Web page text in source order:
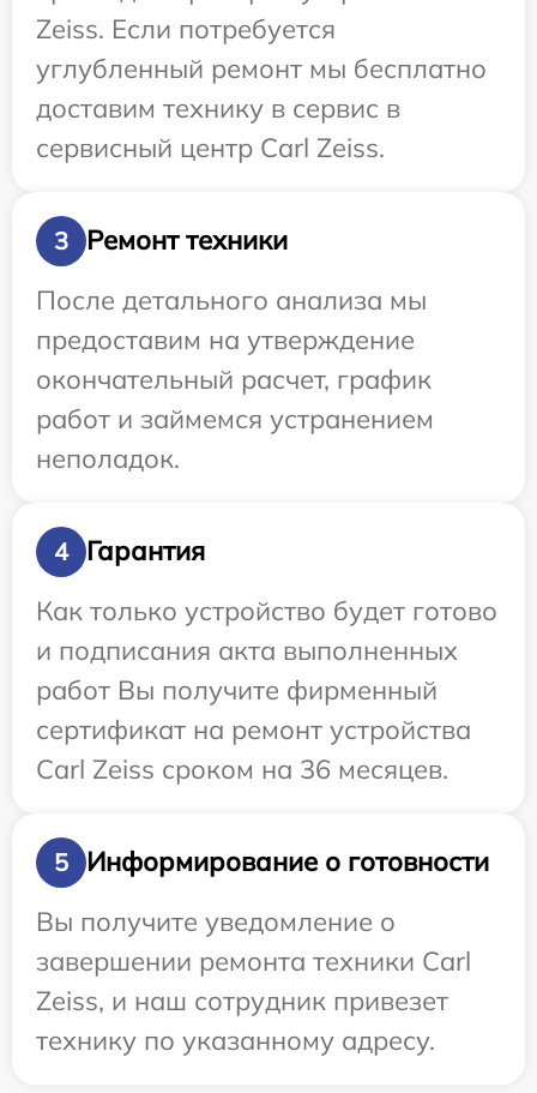
Zeiss. Если потребуется
углубленный ремонт мы бесплатно
доставим технику в сервис в
сервисный центр Carl Zeiss.
3
Ремонт техники
После детального анализа мы
предоставим на утверждение
окончательный расчет, график
работ и займемся устранением
неполадок.
4
Гарантия
Как только устройство будет готово
и подписания акта выполненных
работ Вы получите фирменный
сертификат на ремонт устройства
Carl Zeiss сроком на 36 месяцев.
5
Информирование о готовности
Вы получите уведомление о
завершении ремонта техники Carl
Zeiss, и наш сотрудник привезет
технику по указанному адресу.